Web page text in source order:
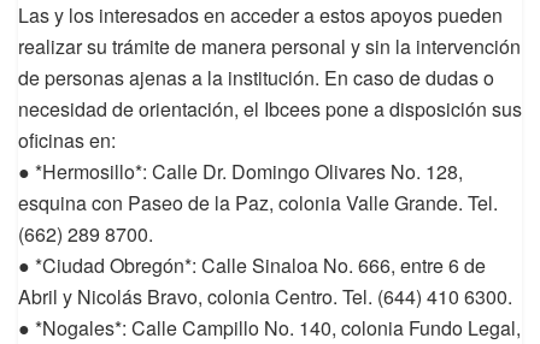
Las y los interesados en acceder a estos apoyos pueden
realizar su trámite de manera personal y sin la intervención
de personas ajenas a la institución. En caso de dudas o
necesidad de orientación, el Ibcees pone a disposición sus
oficinas en:
● *Hermosillo*: Calle Dr. Domingo Olivares No. 128,
esquina con Paseo de la Paz, colonia Valle Grande. Tel.
(662) 289 8700.
● *Ciudad Obregón*: Calle Sinaloa No. 666, entre 6 de
Abril y Nicolás Bravo, colonia Centro. Tel. (644) 410 6300.
● *Nogales*: Calle Campillo No. 140, colonia Fundo Legal,